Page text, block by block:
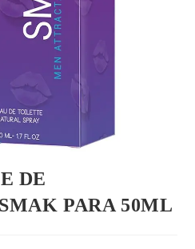
DE
PARA 50ML